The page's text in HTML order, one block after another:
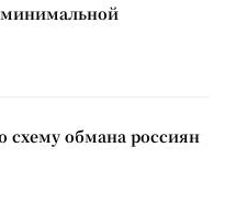
минимальной
обмана россиян